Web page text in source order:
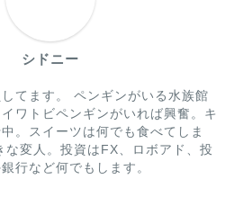
シドニー
てます。 ペンギンがいる水族館
ワトビペンギンがいれば興奮。キ
。スイーツは何でも食べてしま
な変人。投資はFX、ロボアド、投
行など何でもします。